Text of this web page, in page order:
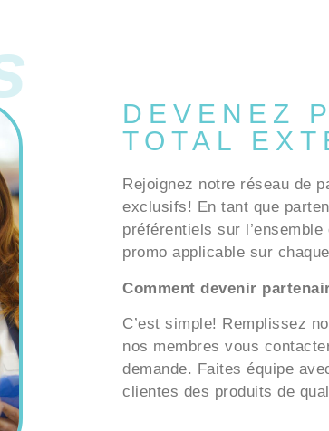
DEVENEZ
TOTAL
Rejoignez notre réseau de
exclusifs! En tant que
préférentiels sur
promo applicable sur
Comment devenir
C’est simple! Remplissez
nos membres vous
demande. Faites équipe
clientes des produits de